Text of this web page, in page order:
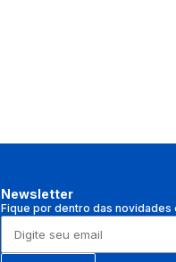
Newsletter
Fique por dentro das novidades